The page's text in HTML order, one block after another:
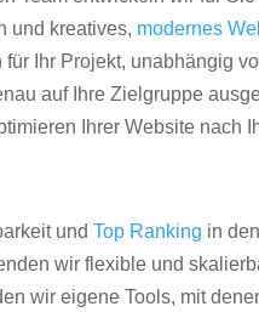
und kreatives, modernes
Ihr Projekt, unabhängig
auf Ihre Zielgruppe
Ihrer Website nach
undTop Ranking in
wir flexible und
wir eigene Tools, mit